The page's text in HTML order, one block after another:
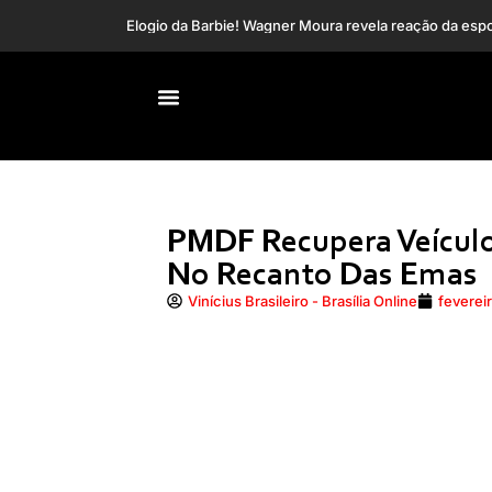
Luís Roberto re
PMDF Recupera
No Recanto Das Emas
Vinícius Brasileiro - Brasília Online